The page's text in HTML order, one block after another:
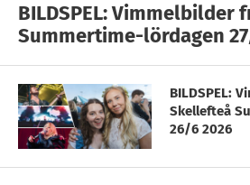
BILDSPEL: Vimmelbilder
Summertime-lördagen
BILDSPEL:
Skellefteå
26/6 2026